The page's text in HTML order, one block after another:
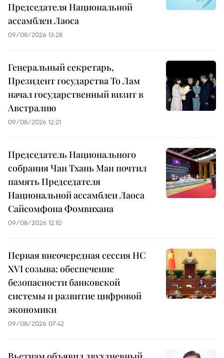
Председателя Национальной
ассамблеи Лаоса
09/08/2026 13:28
Генеральный секретарь,
Президент государства То Лам
начал государственный визит в
Австралию
09/08/2026 12:21
Председатель Национального
собрания Чан Тхань Ман почтил
память Председателя
Национальной ассамблеи Лаоса
Сайсомфона Фомвихана
09/08/2026 12:10
Первая внеочередная сессия НС
XVI созыва: обеспечение
безопасности банковской
системы и развитие цифровой
экономики
09/08/2026 07:42